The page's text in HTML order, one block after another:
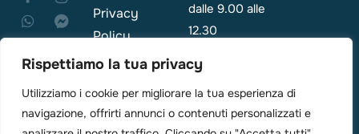
Rispettiamo la tua privacy
Utilizziamo i cookie per migliorare la tua esperienza di
navigazione, offrirti annunci o contenuti personalizzati e
Privacy
Policy
dalle 9.00 alle
12.30
alle 19.00
Emergenza: i